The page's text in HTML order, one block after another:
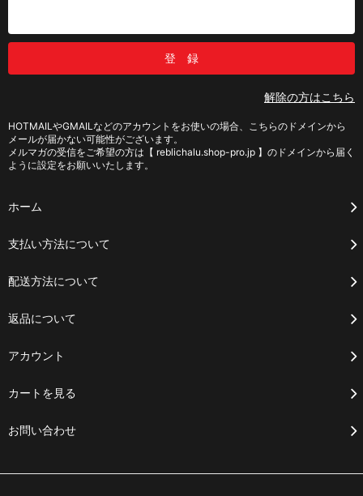
解除の方はこちら
HOTMAILやGMAILなどのアカウントをお使いの場合、こちらのドメインから
メールが届かない可能性がございます。
メルマガの受信をご希望の方は【 reblichalu.shop-pro.jp 】のドメインから届く
ように設定をお願いいたします。
ホーム
支払い方法について
配送方法について
返品について
アカウント
カートを見る
お問い合わせ